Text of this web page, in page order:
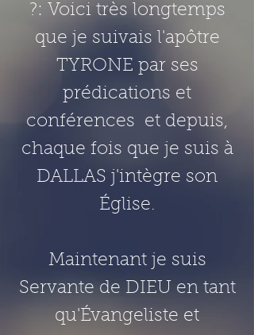
?: Voici très longtemps
que je suivais l'apôtre
TYRONE par ses
prédications et
conférences et depuis,
chaque fois que je suis à
DALLAS j'intègre son
Église.
Maintenant je suis
Servante de DIEU en tant
qu'Évangeliste et